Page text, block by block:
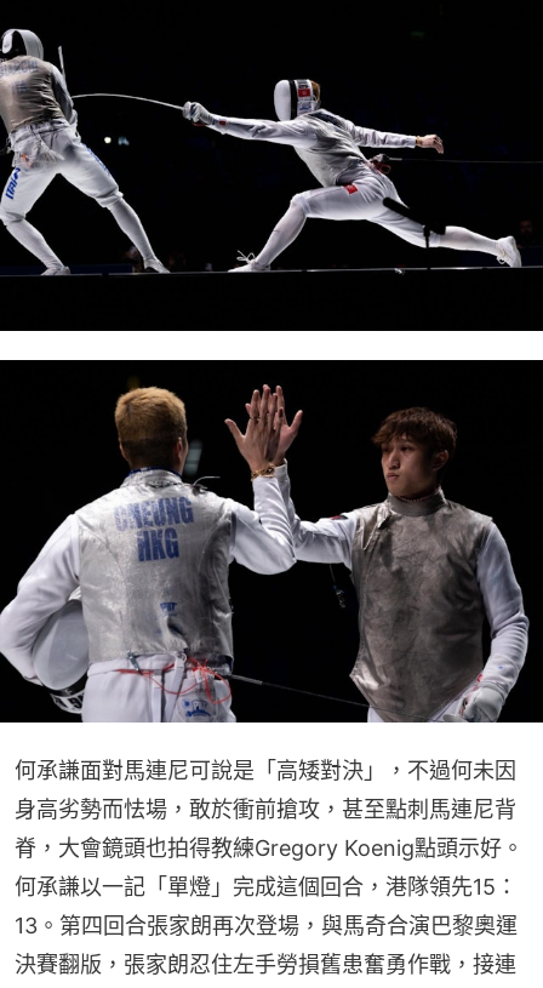
何承謙面對馬連尼可說是「高矮對決」，不過何未因
身高劣勢而怯場，敢於衝前搶攻，甚至點刺馬連尼背
脊，大會鏡頭也拍得教練Gregory Koenig點頭示好。
何承謙以一記「單燈」完成這個回合，港隊領先15：
13。第四回合張家朗再次登場，與馬奇合演巴黎奧運
決賽翻版，張家朗忍住左手勞損舊患奮勇作戰，接連